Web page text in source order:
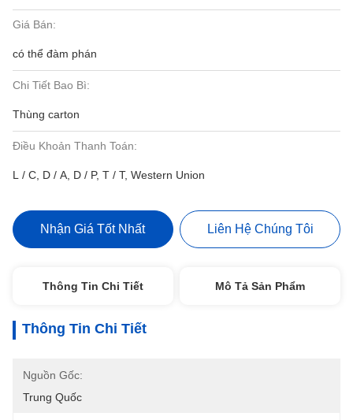
Giá Bán:
có thể đàm phán
Chi Tiết Bao Bì:
Thùng carton
Điều Khoản Thanh Toán:
L / C, D / A, D / P, T / T, Western Union
Nhận Giá Tốt Nhất Liên Hệ Chúng Tôi
Thông Tin Chi Tiết Mô Tả Sản Phẩm
Thông Tin Chi Tiết
Nguồn Gốc:
Trung Quốc